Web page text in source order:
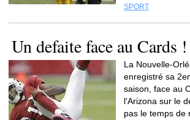
SPORT
Un defaite face au Cards !
La Nouvelle-
enregistré sa
saison, face au
l'Arizona sur le
pas le temps de